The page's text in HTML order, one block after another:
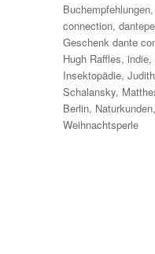
Schlagwörter
Buchempfehlungen
connection,
Geschenk dante
Hugh Raffles,indie,
Insektopädie,Judith
Schalansky,
Berlin, Naturkunden
Weihnachtsperle